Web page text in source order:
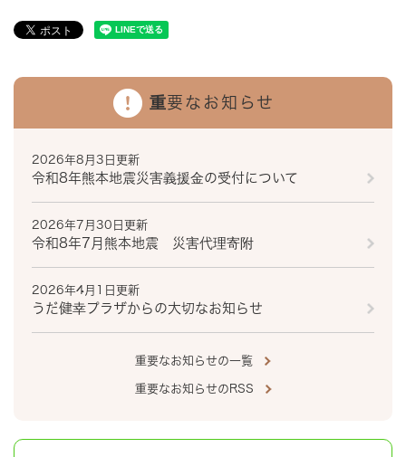
重要なお知らせ
2026年8月3日更新
令和8年熊本地震災害義援金の受付について
2026年7月30日更新
令和8年7月熊本地震 災害代理寄附
2026年4月1日更新
うだ健幸プラザからの大切なお知らせ
重要なお知らせの一覧
重要なお知らせのRSS